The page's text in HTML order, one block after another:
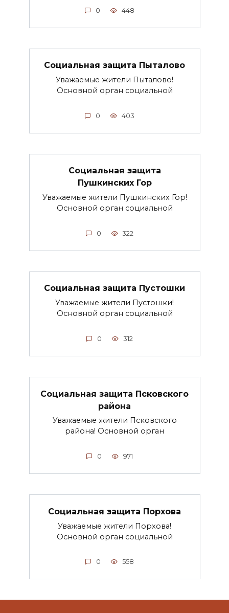
0 448
Социальная защита Пыталово
Уважаемые жители Пыталово!
Основной орган социальной
0 403
Социальная защита
Пушкинских Гор
Уважаемые жители Пушкинских Гор!
Основной орган социальной
0 322
Социальная защита Пустошки
Уважаемые жители Пустошки!
Основной орган социальной
0 312
Социальная защита Псковского
района
Уважаемые жители Псковского
района! Основной орган
0 971
Социальная защита Порхова
Уважаемые жители Порхова!
Основной орган социальной
0 558